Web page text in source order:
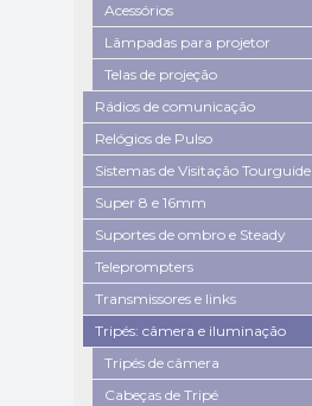
Acessórios
Lâmpadas para projetor
Telas de projeção
Rádios de comunicação
Relógios de Pulso
Sistemas de Visitação Tourguide
Super 8 e 16mm
Suportes de ombro e Steady
Teleprompters
Transmissores e links
Tripés: câmera e iluminação
Tripés de câmera
Cabeças de Tripé